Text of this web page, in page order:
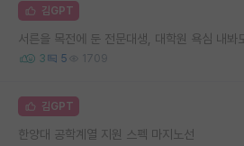
김GPT
서른을 목전에 둔 전문대생, 대학원 욕심 내봐
3 5 1709
김GPT
한양대 공학계열 지원 스펙 마지노선